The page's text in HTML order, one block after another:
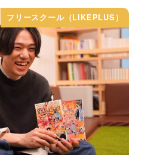
フリースクール（LIKEPLUS）